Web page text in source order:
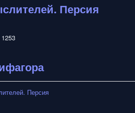
Персия
Персия